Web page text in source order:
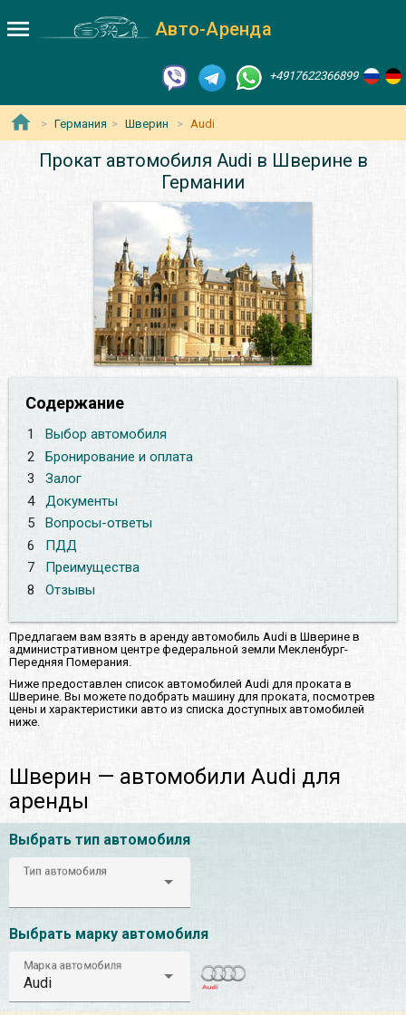
Авто-Аренда
+4917622366899
Германия Шверин Audi
Прокат автомобиля Audi в Шверине в
Германии
Содержание
1
Выбор автомобиля
2
Бронирование и оплата
3
Залог
4
Документы
5
Вопросы-ответы
6
ПДД
7
Преимущества
8
Отзывы
Предлагаем вам взять в аренду автомобиль Audi в Шверине в
административном центре федеральной земли Мекленбург-
Передняя Померания.
Ниже предоставлен список автомобилей Audi для проката в
Шверине. Вы можете подобрать машину для проката, посмотрев
цены и характеристики авто из списка доступных автомобилей
ниже.
Шверин — автомобили Audi для
аренды
Выбрать тип автомобиля
Тип автомобиля
Выбрать марку автомобиля
Марка автомобиля
Audi